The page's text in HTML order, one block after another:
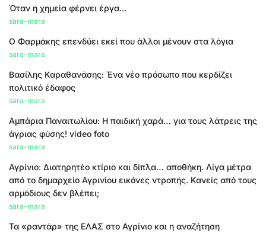
Όταν η χημεία φέρνει έργα...
sara-mara
Ο Φαρμάκης επενδύει εκεί που άλλοι μένουν στα λόγια
sara-mara
Βασίλης Καραθανάσης: Ένα νέο πρόσωπο που κερδίζει
πολιτικό έδαφος
sara-mara
Αμπάρια Παναιτωλίου: Η παιδική χαρά… για τους λάτρεις της
άγριας φύσης! video foto
sara-mara
Αγρίνιο: Διατηρητέο κτίριο και δίπλα… αποθήκη. Λίγα μέτρα
από το δημαρχείο Αγρινίου εικόνες ντροπής. Κανείς από τους
αρμόδιους δεν βλέπει;
sara-mara
Τα «ραντάρ» της ΕΛΑΣ στο Αγρίνιο και η αναζήτηση